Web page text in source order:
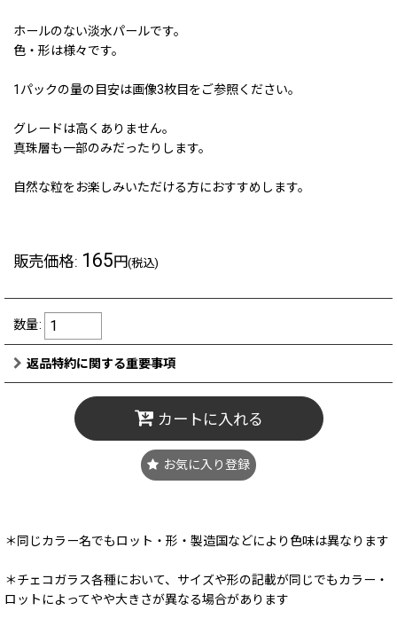
ホールのない淡水パールです。
色・形は様々です。
1パックの量の目安は画像3枚目をご参照ください。
グレードは高くありません。
真珠層も一部のみだったりします。
自然な粒をお楽しみいただける方におすすめします。
販売価格: 165円(税込)
数量:
返品特約に関する重要事項
カートに入れる
お気に入り登録
＊同じカラー名でもロット・形・製造国などにより色味は異なります
＊チェコガラス各種において、サイズや形の記載が同じでもカラー・
ロットによってやや大きさが異なる場合があります